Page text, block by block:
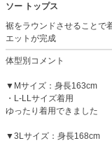
ソー トップス
裾をラウンドさせることで
エットが完成
体型別コメント
▼Mサイズ：身長163cm
・L-LLサイズ着用
ゆったり着用できました
▼3Lサイズ：身長168cm